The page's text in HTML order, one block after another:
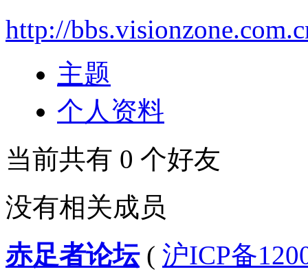
http://
主题
个人资料
当前共有 0 个好友
没有相关成员
赤足者论坛( 沪ICP备